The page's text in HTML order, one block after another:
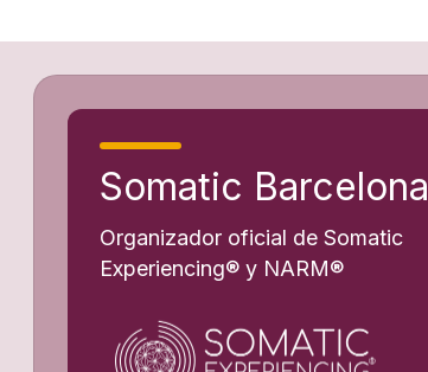
Somatic Barcelona
Organizador oficial de Somatic
Experiencing® y NARM®